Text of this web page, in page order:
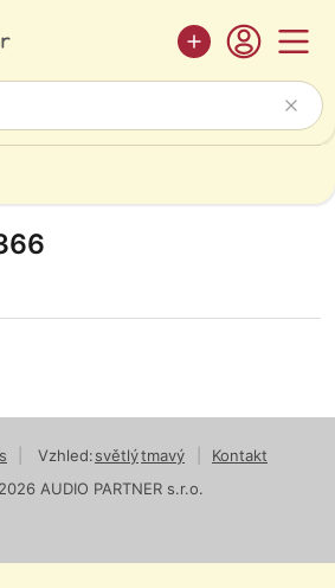
Vzhled:světlýtmavý
Kontakt
AUDIO PARTNER s.r.o.